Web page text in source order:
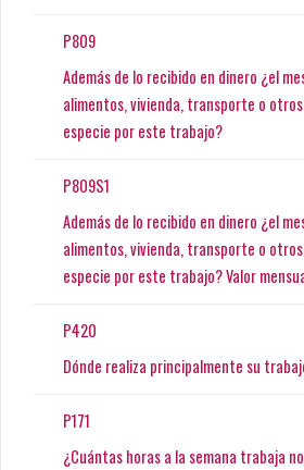
P809
Además de lo recibido en dinero ¿el
alimentos, vivienda, transporte o
especie por este trabajo?
P809S1
Además de lo recibido en dinero ¿el
alimentos, vivienda, transporte o
especie por este trabajo? Valor
P420
Dónde realiza principalmente su
P171
¿Cuántas horas a la semana trabaja